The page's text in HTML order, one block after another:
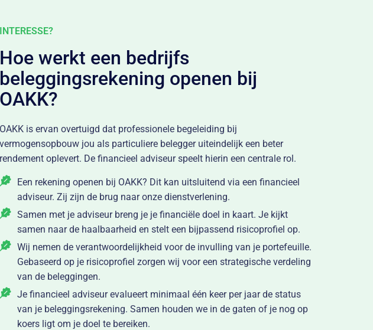
INTERESSE?
Hoe werkt een bedrijfs
beleggingsrekening openen bij
OAKK?
OAKK is ervan overtuigd dat professionele begeleiding bij
vermogensopbouw jou als particuliere belegger uiteindelijk een beter
rendement oplevert. De financieel adviseur speelt hierin een centrale rol.
Een rekening openen bij OAKK? Dit kan uitsluitend via een financieel
adviseur. Zij zijn de brug naar onze dienstverlening.
Samen met je adviseur breng je je financiële doel in kaart. Je kijkt
samen naar de haalbaarheid en stelt een bijpassend risicoprofiel op.
Wij nemen de verantwoordelijkheid voor de invulling van je portefeuille.
Gebaseerd op je risicoprofiel zorgen wij voor een strategische verdeling
van de beleggingen.
Je financieel adviseur evalueert minimaal één keer per jaar de status
van je beleggingsrekening. Samen houden we in de gaten of je nog op
koers ligt om je doel te bereiken.